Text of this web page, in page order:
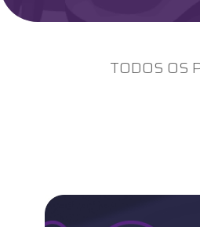
Dicas de Saúde
Maternidade
TODOS OS